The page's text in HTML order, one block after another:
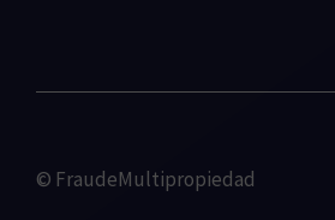
© FraudeMultipropiedad